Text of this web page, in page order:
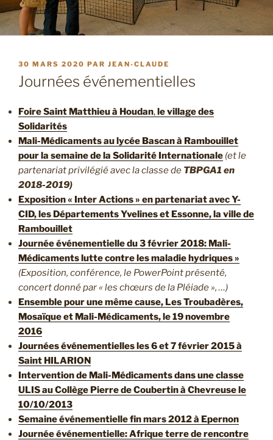
PUBLIÉ
LE
30 MARS 2020 PAR JEAN-CLAUDE
Journées événementielles
Foire Saint Matthieu à Houdan,le village des
Solidarités
Mali-Médicaments au lycée Bascan à Rambouillet
pour la semaine de la Solidarité Internationale (et le
partenariat privilégié avec la classe de TBPGA1 en
2018-2019)
Exposition « Inter Actions » en partenariat avec Y-
CID, les Départements Yvelines et Essonne, la ville de
Rambouillet
Journée événementielle du 3 février 2018: Mali-
Médicaments lutte contre les maladie hydriques »
(Exposition, conférence, le PowerPoint présenté,
concert donné par « les chœurs de la Pléiade », …)
Ensemble pour une même cause, Les Troubadères,
Mosaïque et Mali-Médicaments, le 19 novembre
2016
Journéesévénementielles les 6 et 7 février 2015 à
Saint HILARION
Intervention de Mali-Médicaments dans une classe
ULIS au Collège Pierre de Coubertin à Chevreuse le
10/10/2013
Semaineévénementielle fin mars 2012 à Epernon
Journée événementielle: Afrique terre de rencontre